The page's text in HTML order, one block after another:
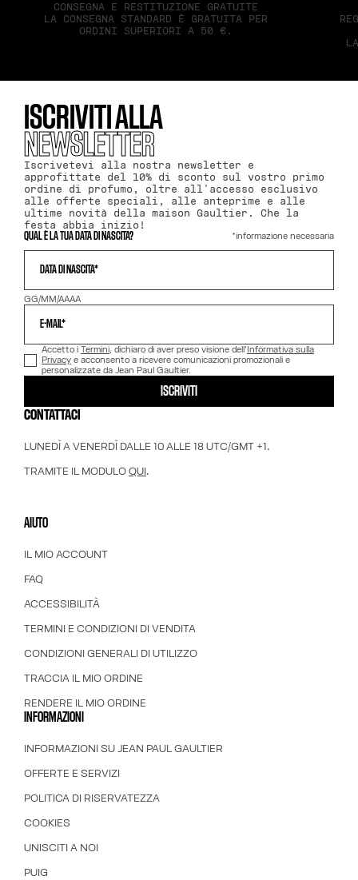
CONSEGNA E RESTITUZIONE GRATUITE
LA CONSEGNA STANDARD È GRATUITA PER
ORDINI SUPERIORI A 50 €.
ISCRIVITI ALLA
NEWSLETTER
Iscrivetevi alla nostra newsletter e
approfittate del 10% di sconto sul vostro primo
ordine di profumo, oltre all'accesso esclusivo
alle offerte speciali, alle anteprime e alle
ultime novità della maison Gaultier. Che la
festa abbia inizio!
QUAL È LA TUA DATA DI NASCITA? *informazione necessaria
DATA DI NASCITA*
GG/MM/AAAA
E-MAIL*
Accetto i Termini, dichiaro di aver preso visione dell'Informativa sulla
Privacy e acconsento a ricevere comunicazioni promozionali e
personalizzate da Jean Paul Gaultier.
ISCRIVITI
CONTATTACI
LUNEDÌ A VENERDÌ DALLE 10 ALLE 18 UTC/GMT +1.
TRAMITE IL MODULOQUI.
AIUTO
IL MIO ACCOUNT
FAQ
ACCESSIBILITÀ
TERMINI E CONDIZIONI DI VENDITA
CONDIZIONI GENERALI DI UTILIZZO
TRACCIA IL MIO ORDINE
RENDERE IL MIO ORDINE
INFORMAZIONI
INFORMAZIONI SU JEAN PAUL GAULTIER
OFFERTE E SERVIZI
POLITICA DI RISERVATEZZA
COOKIES
UNISCITI A NOI
PUIG